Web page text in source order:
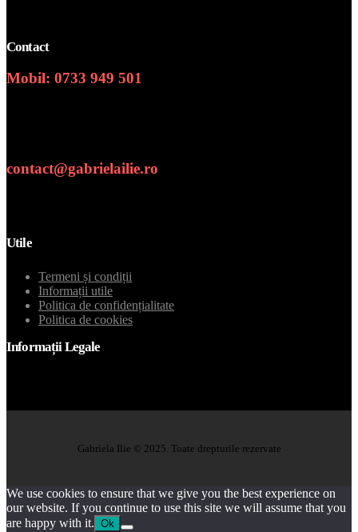
Contact
Mobil: 0733 949 501
contact@gabrielailie.ro
Utile
Termeni și condiții
Informații utile
Politica de confidențialitate
Politica de cookies
Informații Legale
Gabriela Ilie © 2025. Toate drepturile rezervate
We use cookies to ensure that we give you the best experience on
our website. If you continue to use this site we will assume that you
are happy with it. Ok